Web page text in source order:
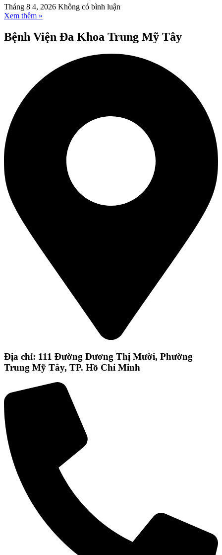
Tháng 8 4, 2026 Không có bình luận
Xem thêm »
Bệnh Viện Đa Khoa Trung Mỹ Tây
Địa chỉ: 111 Đường Dương Thị Mười, Phường
Trung Mỹ Tây, TP. Hồ Chí Minh